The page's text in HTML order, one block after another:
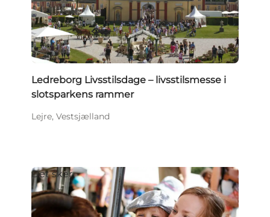
Ledreborg Livsstilsdage – livsstilsmesse i
slotsparkens rammer
Lejre, Vestsjælland
Det sker